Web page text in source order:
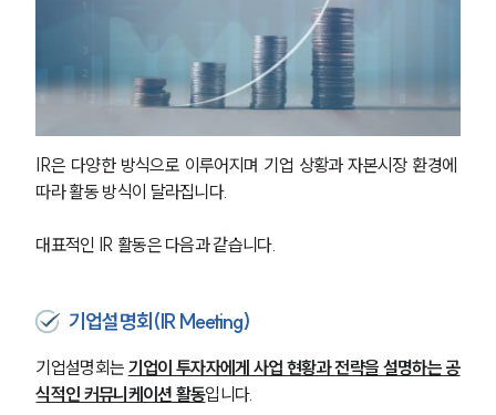
IR은 다양한 방식으로 이루어지며 기업 상황과 자본시장 환경에
따라 활동 방식이 달라집니다.
대표적인 IR 활동은 다음과 같습니다.
기업설명회(IR Meeting)
기업설명회는 기업이 투자자에게 사업 현황과 전략을 설명하는 공
식적인 커뮤니케이션 활동입니다.